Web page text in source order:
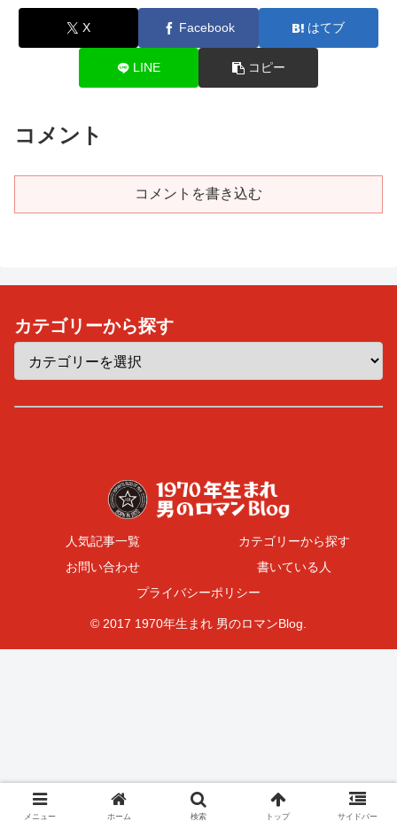
X Facebook はてブ
LINE コピー
コメント
コメントを書き込む
カテゴリーから探す
人気記事一覧
カテゴリーから探す
お問い合わせ
書いている人
プライバシーポリシー
© 2017 1970年生まれ 男のロマンBlog.
メニュー ホーム 検索 トップ サイドバー